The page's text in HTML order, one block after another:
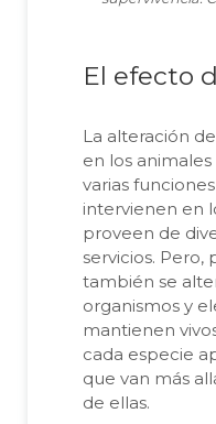
El efecto
La alteración
en los
varias
intervienen en
proveen de
servicios.
también se
organismos y
mantienen
cada especie
que van más
de ellas.